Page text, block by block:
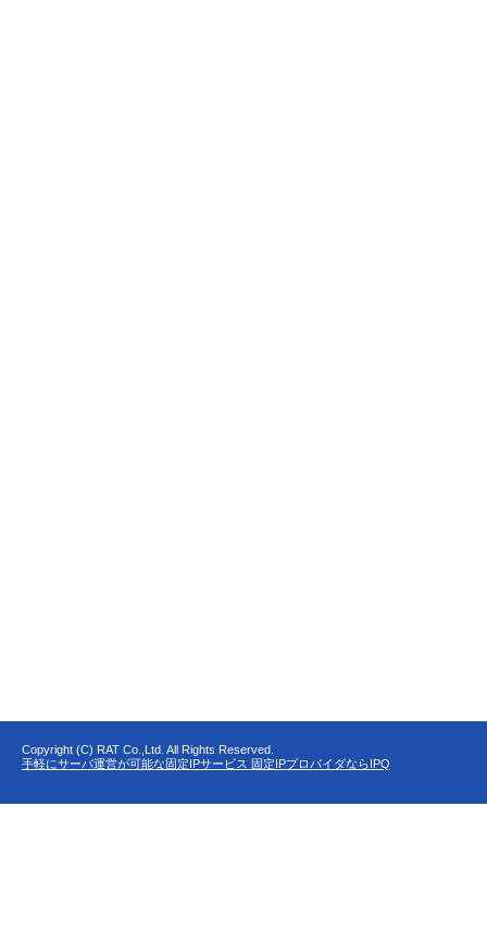
Copyright (C) RAT Co.,Ltd. All Rights Reserved.
手軽にサーバ運営が可能な固定IPサービス 固定IPプロバイダならIPQ